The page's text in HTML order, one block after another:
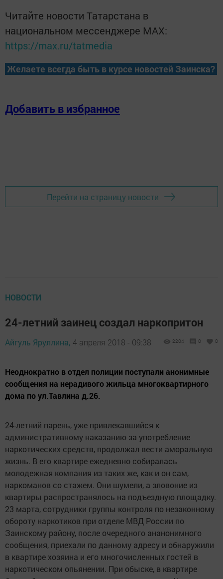
Читайте новости Татарстана в
национальном мессенджере MАХ:
https://max.ru/tatmedia
Желаете всегда быть в курсе новостей Заинска?
Добавить в избранное
Перейти на страницу новости
НОВОСТИ
24-летний заинец создал наркопритон
Айгуль Яруллина, 4 апреля 2018 - 09:38 2204 0 0
Неоднократно в отдел полиции поступали анонимные
сообщения на нерадивого жильца многоквартирного
дома по ул.Тавлина д.26.
24-летний парень, уже привлекавшийся к
административному наказанию за употребление
наркотических средств, продолжал вести аморальную
жизнь. В его квартире ежедневно собиралась
молодежная компания из таких же, как и он сам,
наркоманов со стажем. Они шумели, а зловоние из
квартиры распространялось на подъездную площадку.
23 марта, сотрудники группы контроля по незаконному
обороту наркотиков при отделе МВД России по
Заинскому району, после очередного ананонимного
сообщения, приехали по данному адресу и обнаружили
в квартире хозяина и его многочисленных гостей в
наркотическом опьянении. При обыске, в квартире